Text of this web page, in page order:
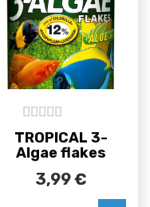
5out of 5
TROPICAL 3-
Algae flakes
3,99€